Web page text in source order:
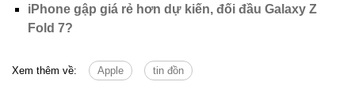
iPhone gập giá rẻ hơn dự kiến, đối đầu Galaxy Z
Fold 7?
Xem thêm về: Apple tin đồn